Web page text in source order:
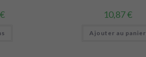
€Plage
de
10,87€
Ajouter au panier